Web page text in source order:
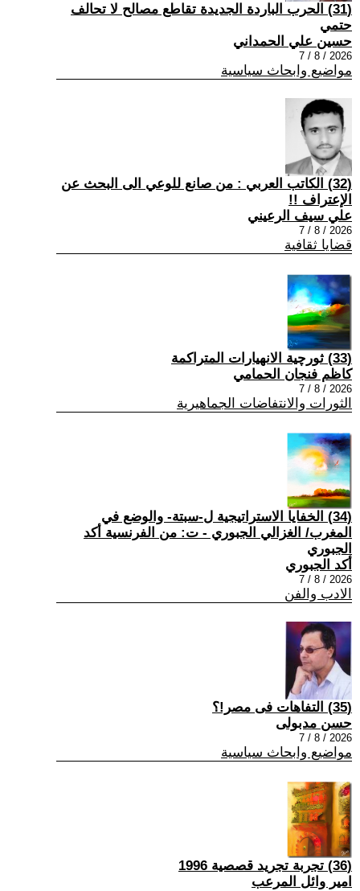
(31) الحرب الباردة الجديدة تقاطع مصالح لا تحالف
حتمي
حسين علي الحمداني
2026 / 8 / 7
مواضيع وابحاث سياسية
(32) الكاتب العربي : من صانع للوعي الى البحث عن
الإعتراف !!
علي سيف الرعيني
2026 / 8 / 7
قضايا ثقافية
(33) ثورچية الانهيارات المتراكمة
كاظم فنجان الحمامي
2026 / 8 / 7
الثورات والانتفاضات الجماهيرية
(34) الخفايا الاستراتيجية ل-سبتة- والوضع في
المغرب/ الغزالي الجبوري - ت: من الفرنسية أكد
الجبوري
أكد الجبوري
2026 / 8 / 7
الادب والفن
(35) التفاهات فى مصر!؟
حسن مدبولى
2026 / 8 / 7
مواضيع وابحاث سياسية
(36) تجربة تجريد قصصية 1996
امير وائل المرعب